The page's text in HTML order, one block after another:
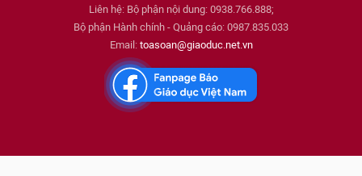
Liên hệ: Bộ phận nội dung: 0938.766.888;
Bộ phận Hành chính - Quảng cáo: 0987.835.033
Email: toasoan@giaoduc.net.vn